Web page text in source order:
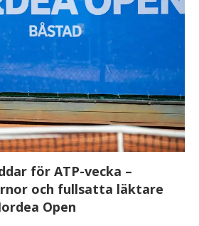
för ATP-vecka –
och fullsatta läktare
Open